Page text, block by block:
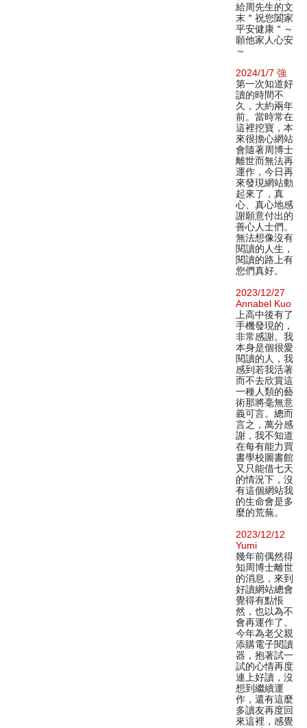
給周先生的文
末＂祝您闔家
平安健康＂～
願他家人心安
～
2024/1/7 強
第一次知道好
讀的時間不
久，大約兩年
前。當時常在
這裡挖寶，本
來很擔心網站
會隨著周博士
離世而無法再
運作，今日再
來發現網站動
起來了，真
心、真心地感
謝願意付出的
善心人士們。
無法想像沒有
閱讀的人生，
閱讀的路上有
您們真好。
2023/12/27
Annabel Kuo
上高中後有了
手機發現的，
非常感謝。我
本身是個很愛
閱讀的人，我
感到若我活著
而不去欣賞這
一種人類的藝
術那將毫無意
義可言。總而
言之，萬分感
謝，我不知道
在每有能力買
書學校圖書館
又只能借七天
的情況下，沒
有這個網站我
的生命會是多
麼的荒蕪。
2023/12/12
Yumi
幾年前偶然得
知周博士離世
的消息，來到
好讀網站總會
覺得有點悵
然，也以為不
會再運作了。
今年為老父親
添購電子閱讀
器，抱著試一
試的心情再度
連上好讀，沒
想到繼續運
作，還有這麼
多讀友再度回
來這裡，感覺